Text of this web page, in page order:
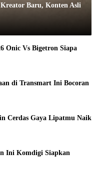
Baru, Konten Asli
Onic Vs Bigetron Siapa
di Transmart Ini Bocoran
Cerdas Gaya Lipatmu Naik
Ini Komdigi Siapkan